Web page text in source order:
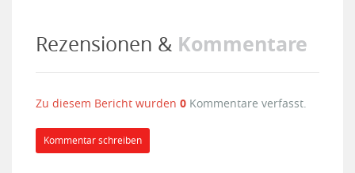
Rezensionen & Kommentare
Zu diesem Bericht wurden 0 Kommentare verfasst.
Kommentar schreiben